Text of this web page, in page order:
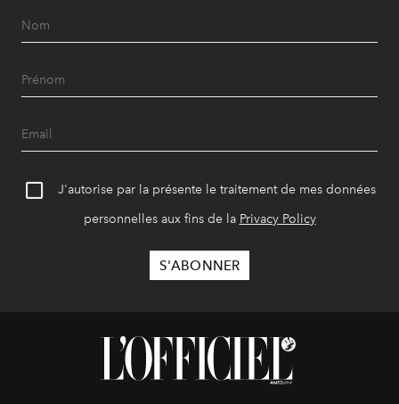
J'autorise par la présente le traitement de mes données
personnelles aux fins de la Privacy Policy